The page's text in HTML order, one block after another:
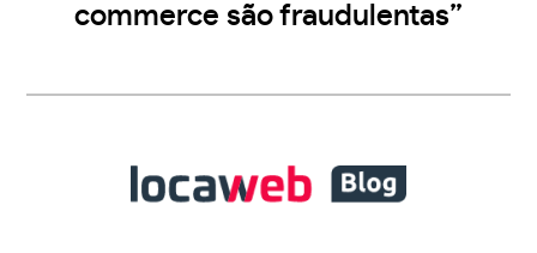
commerce são fraudulentas”